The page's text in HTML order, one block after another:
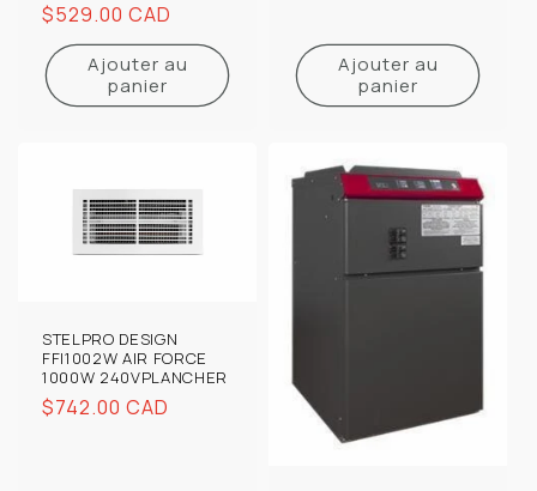
Prix
habituel
$529.00 CAD
Ajouter au
panier
Ajouter au
panier
STELPRO DESIGN
FFI1002W AIR FORCE
1000W 240VPLANCHER
Prix
$742.00 CAD